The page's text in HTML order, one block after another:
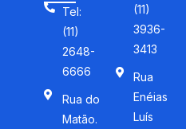
Tel:
(11)
2648-
6666
Rua do
Matão.
(11)
3936-
3413
Rua
Enéias
Luís